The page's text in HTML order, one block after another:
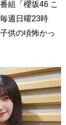
組「櫻坂46 こ
週日曜23時
供の頃怖かっ